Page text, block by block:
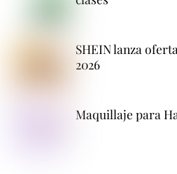
SHEIN lanza
2026
Maquillaje para